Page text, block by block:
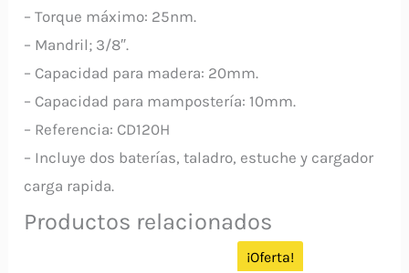
– Torque máximo: 25nm.
– Mandril; 3/8″.
– Capacidad para madera: 20mm.
– Capacidad para mampostería: 10mm.
– Referencia: CD120H
– Incluye dos baterías, taladro, estuche y cargador
carga rapida.
Productos relacionados
¡Oferta!